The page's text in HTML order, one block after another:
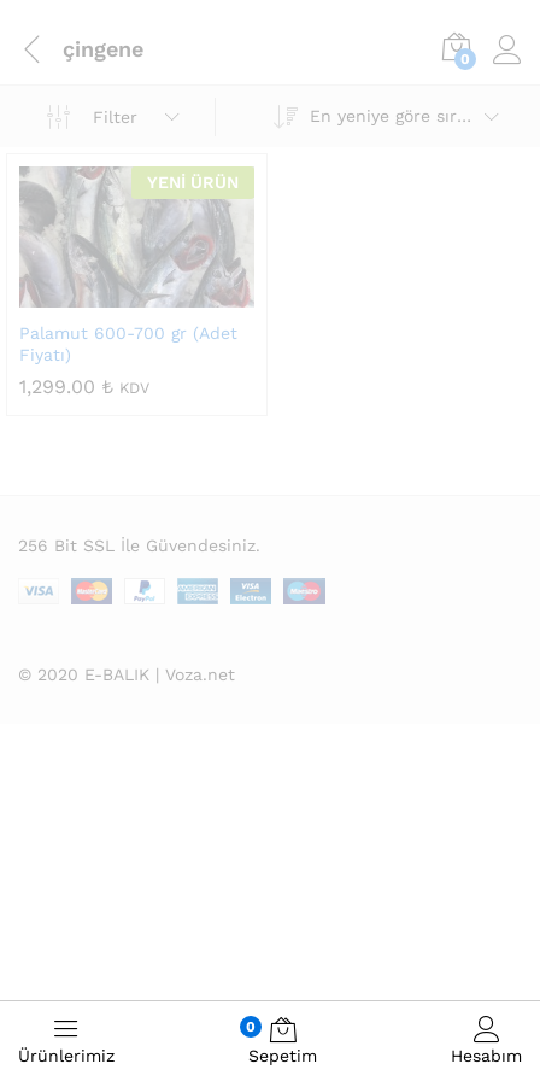
çingene 0
Filter En yeniye göre sırala
YENİ ÜRÜN
Palamut 600-700 gr (Adet
Fiyatı)
1,299.00 ₺ KDV
© 2020 E-BALIK | Voza.net
256 Bit SSL İle Güvendesiniz.
Ürünlerimiz
0
Sepetim Hesabım